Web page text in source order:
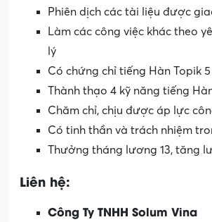
Phiên dịch các tài liệu được
Làm các công việc khác theo
lý
Có chứng chỉ tiếng Hàn Topik
Thành thạo 4 kỹ năng tiếng
Chăm chỉ, chịu được áp lực
Có tinh thần và trách nhiệm
Thưởng tháng lương 13, tăng
Liên hệ:
Công Ty TNHH Solum Vina